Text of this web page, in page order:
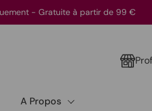
- Gratuite à partir de 99 €
A Propos